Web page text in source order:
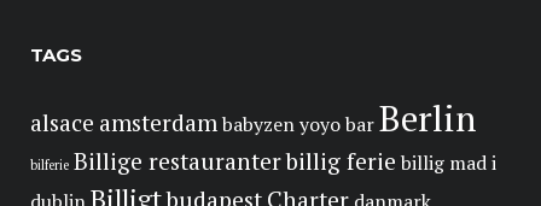
TAGS
alsace amsterdambabyzen yoyobarBerlin
bilferie Billige restauranterbillig ferie billig mad i
Billigt